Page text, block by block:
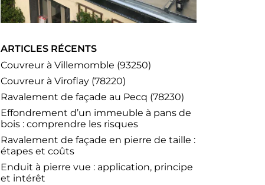
ARTICLES RÉCENTS
Couvreur à Villemomble (93250)
Couvreur à Viroflay (78220)
Ravalement de façade au Pecq (78230)
Effondrement d’un immeuble à pans de
bois : comprendre les risques
Ravalement de façade en pierre de taille :
étapes et coûts
Enduit à pierre vue : application, principe
et intérêt